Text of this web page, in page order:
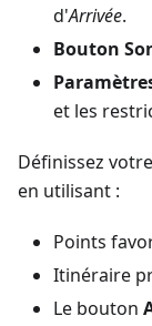
d'Arrivée.
Bouton
et les
Définissez
en utilisant :
Points
Itinéraire
Le bouton